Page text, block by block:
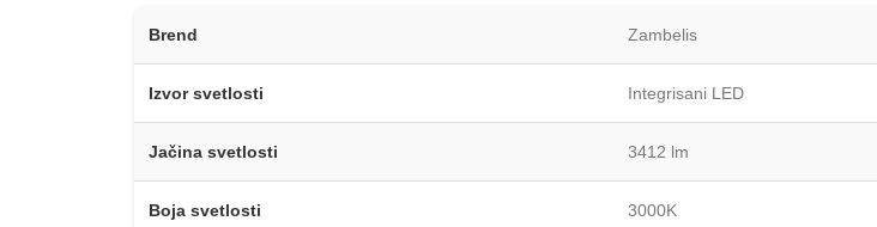
Brend Zambelis
Izvor svetlosti Integrisani LED
Jačina svetlosti 3412 lm
Boja svetlosti 3000K